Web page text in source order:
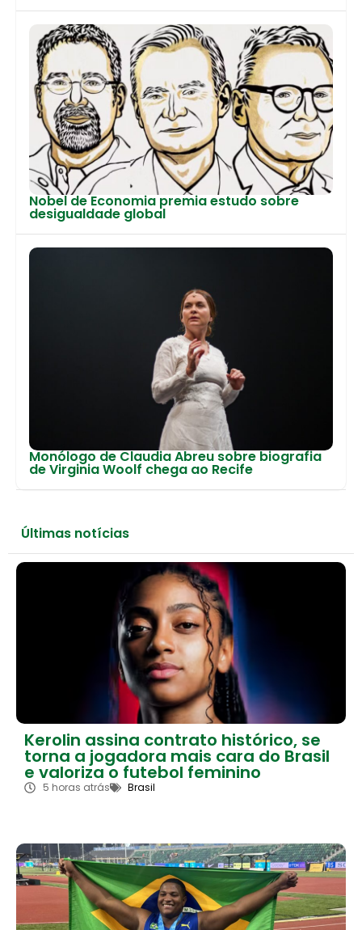
Nobel de Economia premia estudo sobre
desigualdade global
Monólogo de Claudia Abreu sobre biografia
de Virginia Woolf chega ao Recife
Últimas notícias
Kerolin assina contrato histórico, se
torna a jogadora mais cara do Brasil
e valoriza o futebol feminino
5 horas atrás Brasil